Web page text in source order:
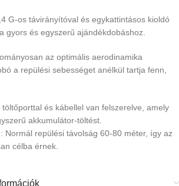
G-os távirányítóval és egykattintásos kioldó
gyors és egyszerű ajándékdobáshoz.
az optimális aerodinamika
a repülési sebességet anélkül tartja fenn,
és kábellel van felszerelve, amely
akkumulátor-töltést.
Normál repülési távolság 60-80 méter, így az
célba érnek.